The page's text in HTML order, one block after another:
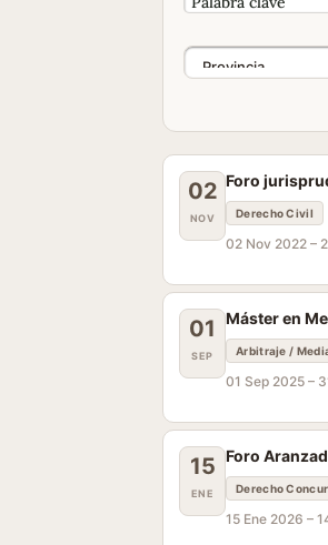
02
NOV
Foro
Derecho Civil
02 Nov 2022 –
01
SEP
Máster en
Arbitraje /
01 Sep 2025 –
15
ENE
Foro
Derecho
15 Ene 2026 –